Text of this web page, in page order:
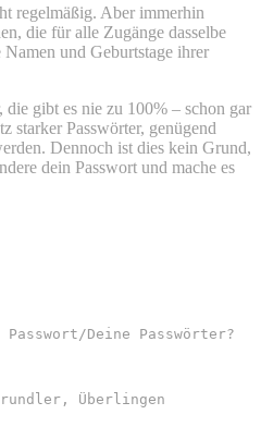
regelmäßig. Aber immerhin
die für alle Zugänge dasselbe
und Geburtstage ihrer
gibt es nie zu 100% – schon gar
starker Passwörter, genügend
Dennoch ist dies kein Grund,
dein Passwort und mache es
Deine Passwörter?
Überlingen